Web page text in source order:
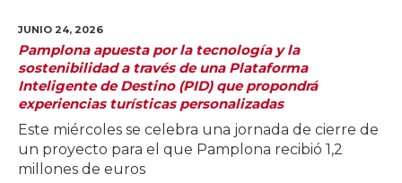
JUNIO 24, 2026
Pamplona apuesta por la tecnología y la
sostenibilidad a través de una Plataforma
Inteligente de Destino (PID) que propondrá
experiencias turísticas personalizadas
Este miércoles se celebra una jornada de cierre de
un proyecto para el que Pamplona recibió 1,2
millones de euros